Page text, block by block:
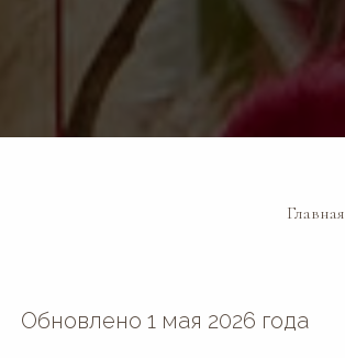
Главная
Обновлено 1 мая 2026 года